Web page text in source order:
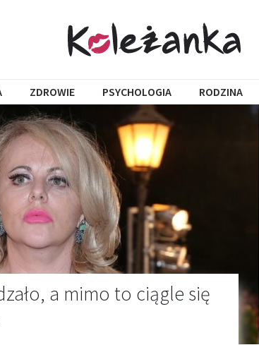
ZDROWIE PSYCHOLOGIA RODZINA
a mimo to ciągle się